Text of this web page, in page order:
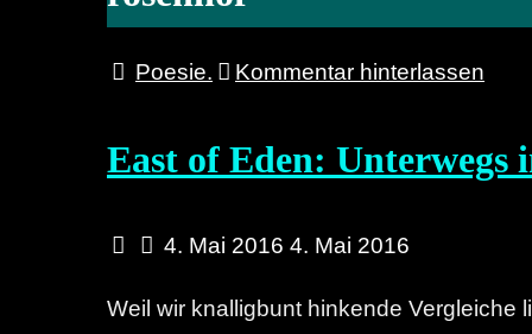
Poesie. Kommentar hinterlassen
East of Eden:
4. Mai 2016 4. Mai 2016
Weil wir knalligbunt hinkende Vergleiche